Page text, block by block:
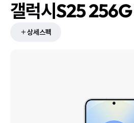
갤럭시S25 256G
상세스펙